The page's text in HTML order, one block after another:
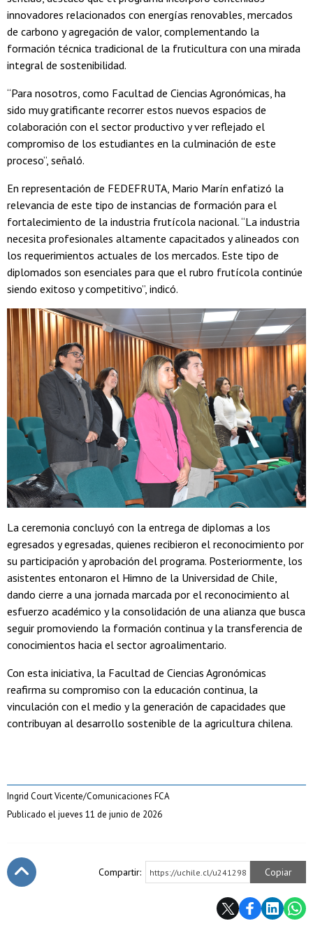
innovadores relacionados con energías renovables, mercados
de carbono y agregación de valor, complementando la
formación técnica tradicional de la fruticultura con una mirada
integral de sostenibilidad.
“Para nosotros, como Facultad de Ciencias Agronómicas, ha
sido muy gratificante recorrer estos nuevos espacios de
colaboración con el sector productivo y ver reflejado el
compromiso de los estudiantes en la culminación de este
proceso”, señaló.
En representación de FEDEFRUTA, Mario Marín enfatizó la
relevancia de este tipo de instancias de formación para el
fortalecimiento de la industria frutícola nacional. “La industria
necesita profesionales altamente capacitados y alineados con
los requerimientos actuales de los mercados. Este tipo de
diplomados son esenciales para que el rubro frutícola continúe
siendo exitoso y competitivo”, indicó.
La ceremonia concluyó con la entrega de diplomas a los
egresados y egresadas, quienes recibieron el reconocimiento por
su participación y aprobación del programa. Posteriormente, los
asistentes entonaron el Himno de la Universidad de Chile,
dando cierre a una jornada marcada por el reconocimiento al
esfuerzo académico y la consolidación de una alianza que busca
seguir promoviendo la formación continua y la transferencia de
conocimientos hacia el sector agroalimentario.
Con esta iniciativa, la Facultad de Ciencias Agronómicas
reafirma su compromiso con la educación continua, la
vinculación con el medio y la generación de capacidades que
contribuyan al desarrollo sostenible de la agricultura chilena.
Ingrid Court Vicente/Comunicaciones FCA
Publicado el jueves 11 de junio de 2026
Compartir: https://uchile.cl/u241298 Copiar